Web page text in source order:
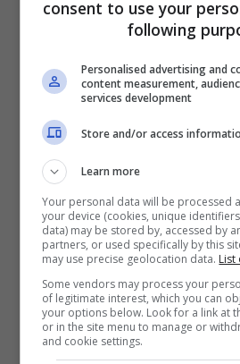
corpo del soggetto trattato
rimanere il più fermo
pet questo non sarà
alternativi vengono però in
Si può introdurre il minerale
dell’acquadel cane o del
possa berla già
minerali sonotossicied è
bene sulla loro
L’intossicazione felina da
grazie ad alcuni
consent to use your
following
Personalised advertising and
content measurement,
services development
Store and/or access
Learn more
Your personal data will be processed
your device (cookies, unique
data) may be stored by, accessed by
partners, or used specifically by this
may use precise geolocation data. List
Some vendors may process your
of legitimate interest, which you can
your options below. Look for a link at
or in the site menu to manage or
and cookie settings.